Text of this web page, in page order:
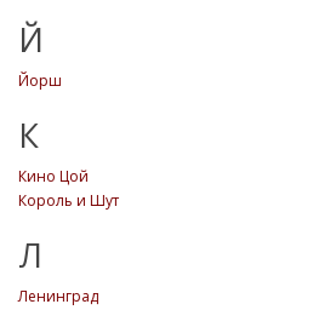
Й
Йорш
К
Кино Цой
Король и Шут
Л
Ленинград